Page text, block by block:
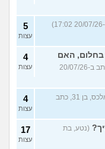
5
עצות
בחלום, האם
(אב עובד, בן 44, כתב ב-20/07/26
4
עצות
(אלכס, בן 31, כתב
4
עצות
(נטע, בת
17
עצות